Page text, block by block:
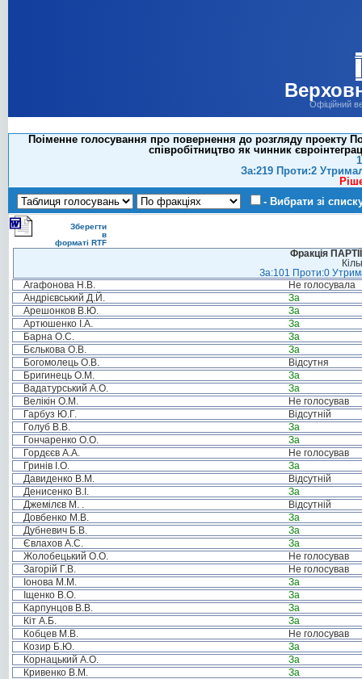
Офіційний
Поіменне голосування про повернення до розгляду проекту
співробітництво як чинник
За:219 Проти:2
- Вибрати зі
Зберегти
в
форматі RTF
Фракція
За:101 Проти:0
Агафонова Н.В.
Не голосувала
Андрієвський Д.Й.
За
Арешонков В.Ю.
За
Артюшенко І.А.
За
Барна О.С.
За
Бєлькова О.В.
За
Богомолець О.В.
Відсутня
Бригинець О.М.
За
Вадатурський А.О.
За
Велікін О.М.
Не голосував
Гарбуз Ю.Г.
Відсутній
Голуб В.В.
За
Гончаренко О.О.
За
Гордєєв А.А.
Не голосував
Гринів І.О.
За
Давиденко В.М.
Відсутній
Денисенко В.І.
За
Джемілєв М. .
Відсутній
Довбенко М.В.
За
Дубневич Б.В.
За
Євлахов А.С.
За
Жолобецький О.О.
Не голосував
Загорій Г.В.
Не голосував
Іонова М.М.
За
Іщенко В.О.
За
Карпунцов В.В.
За
Кіт А.Б.
За
Кобцев М.В.
Не голосував
Козир Б.Ю.
За
Корнацький А.О.
За
Кривенко В.М.
За